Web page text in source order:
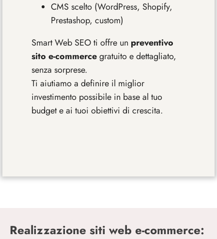
CMS scelto (WordPress, Shopify,
Prestashop, custom)
Smart Web SEO ti offre un preventivo
sito e-commercegratuito e dettagliato,
senza sorprese.
Ti aiutiamo a definire il miglior
investimento possibile in base al tuo
budget e ai tuoi obiettivi di crescita.
Realizzazione siti web e-commerce: